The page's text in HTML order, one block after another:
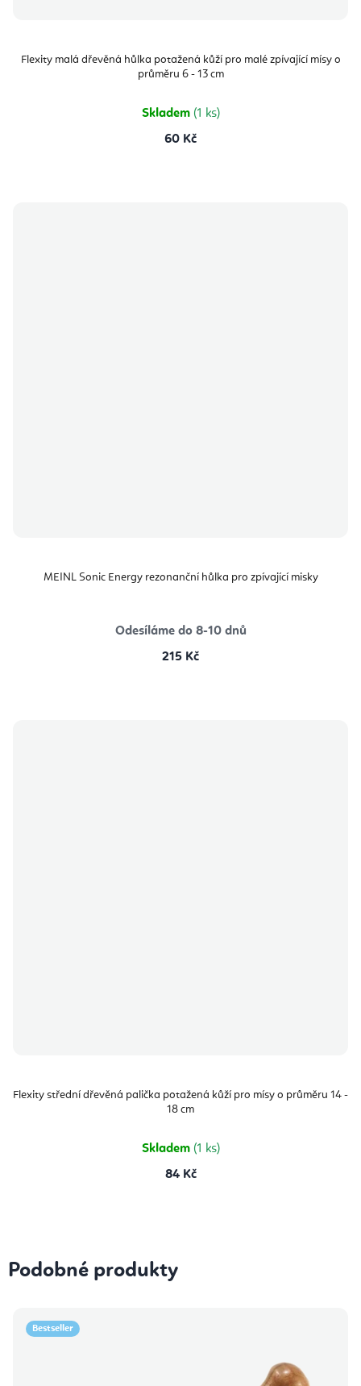
Flexity malá dřevěná hůlka potažená kůží pro malé zpívající mísy o
průměru 6 - 13 cm
Skladem (1 ks)
60 Kč
MEINL Sonic Energy rezonanční hůlka pro zpívající misky
Odesíláme do 8-10 dnů
215 Kč
Flexity střední dřevěná palička potažená kůží pro mísy o průměru 14 -
18 cm
Skladem (1 ks)
84 Kč
Podobné produkty
Bestseller